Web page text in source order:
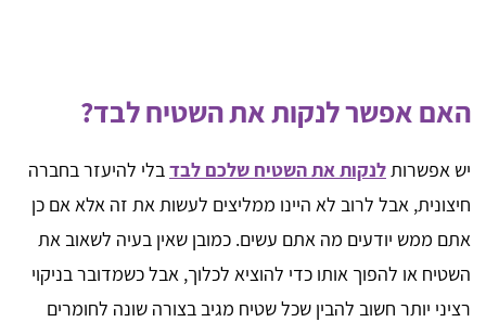
האם אפשר לנקות את השטיח לבד?
יש אפשרותלנקות את השטיח שלכם לבדבלי להיעזר בחברה
חיצונית, אבל לרוב לא היינו ממליצים לעשות את זה אלא אם כן
אתם ממש יודעים מה אתם עשים. כמובן שאין בעיה לשאוב את
השטיח או להפוך אותו כדי להוציא לכלוך, אבל כשמדובר בניקוי
רציני יותר חשוב להבין שכל שטיח מגיב בצורה שונה לחומרים